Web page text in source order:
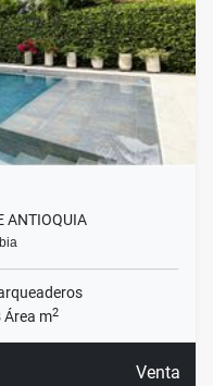
ANTIOQUIA
Área m2
Venta